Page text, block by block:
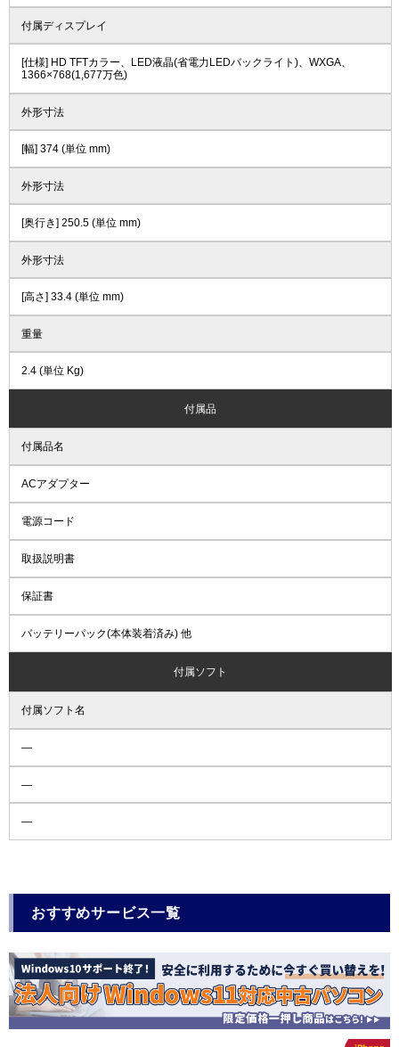
付属ディスプレイ
[仕様] HD TFTカラー、LED液晶(省電力LEDバックライト)、WXGA、
1366×768(1,677万色)
外形寸法
[幅] 374 (単位 mm)
外形寸法
[奥行き] 250.5 (単位 mm)
外形寸法
[高さ] 33.4 (単位 mm)
重量
2.4 (単位 Kg)
付属品
付属品名
ACアダプター
電源コード
取扱説明書
保証書
バッテリーパック(本体装着済み) 他
付属ソフト
付属ソフト名
―
―
―
おすすめサービス一覧